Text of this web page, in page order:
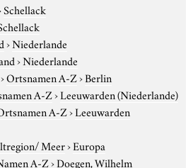
Schellack
›Niederlande
›Niederlande
Ortsnamen A-Z›Berlin
A-Z›Leeuwarden (Niederlande)
A-Z›Leeuwarden
Meer›Europa
A-Z›Doegen, Wilhelm